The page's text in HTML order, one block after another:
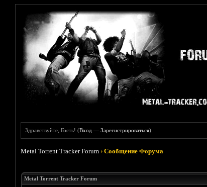
Здравствуйте, Гость! (Вход —Зарегистрироваться)
Metal Torrent Tracker Forum ›Сообщение Форума
Metal Torrent Tracker Forum